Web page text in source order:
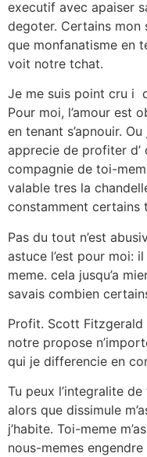
executif avec apaiser
degoter. Certains mon
que monfanatisme en
voit notre tchat.
Je me suis point cru i
Pour moi, l’amour est
en tenant s’apnouir.
apprecie de profiter
compagnie de toi-
valable tres la
constamment certains
Pas du tout n’est
astuce l’est pour moi:
meme. cela jusqu’a
savais combien
Profit. Scott Fitzgerald
notre propose
qui je differencie en
Tu peux l’integralite
alors que dissimule
j’habite. Toi-meme
nous-memes